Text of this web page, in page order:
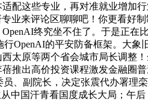
配这些专业，再对准就业增加
业来评论区聊聊吧！你更看好
终究坐不住了。于是正在
OpenAI的平安防备框架。大象
原等两个省会城市局长调整
推出高价投资课程激发金融圈
、副院长，决定张震代办署理
国汗青看国度成长大局；午